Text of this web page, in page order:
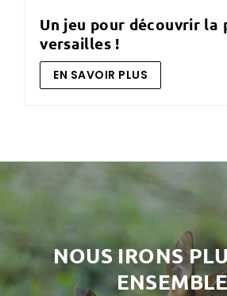
un jeu pour découvrir la plaine de
versailles !
EN SAVOIR PLUS
NOUS IRONS